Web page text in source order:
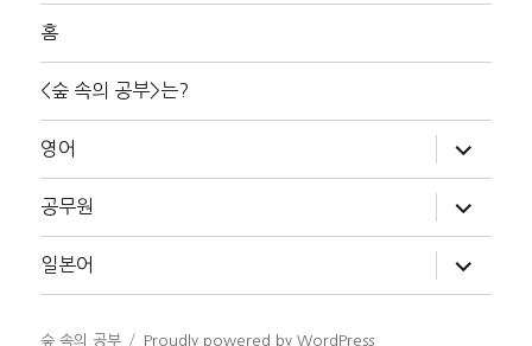
홈
<숲 속의 공부>는?
영어
위
메
확
장
공무원
위
메
확
장
일본어
위
메
숲 속의 공부 Proudly powered by WordPress